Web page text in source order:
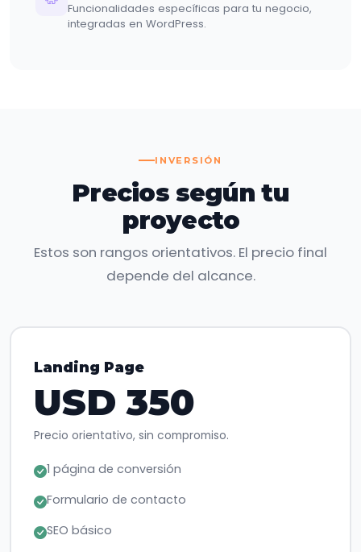
Funcionalidades específicas para tu negocio,
integradas en WordPress.
INVERSIÓN
Precios según tu
proyecto
Estos son rangos orientativos. El precio final
depende del alcance.
Landing Page
USD 350
Precio orientativo, sin compromiso.
1 página de conversión
Formulario de contacto
SEO básico